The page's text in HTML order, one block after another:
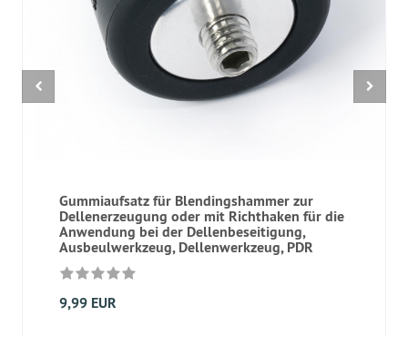
Gummiaufsatz für Blendingshammer zur
Dellenerzeugung oder mit Richthaken für die
Anwendung bei der Dellenbeseitigung,
Ausbeulwerkzeug, Dellenwerkzeug, PDR
9,99 EUR